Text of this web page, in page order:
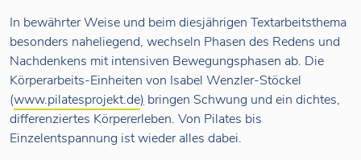
In bewährter Weise und beim diesjährigen Textarbeitsthema
besonders naheliegend, wechseln Phasen des Redens und
Nachdenkens mit intensiven Bewegungsphasen ab. Die
Körperarbeits-Einheiten von Isabel Wenzler-Stöckel
(www.pilatesprojekt.de) bringen Schwung und ein dichtes,
differenziertes Körpererleben. Von Pilates bis
Einzelentspannung ist wieder alles dabei.